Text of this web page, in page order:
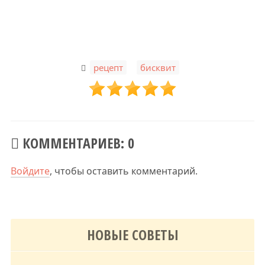
рецепт бисквит
КОММЕНТАРИЕВ: 0
Войдите, чтобы оставить комментарий.
НОВЫЕ СОВЕТЫ